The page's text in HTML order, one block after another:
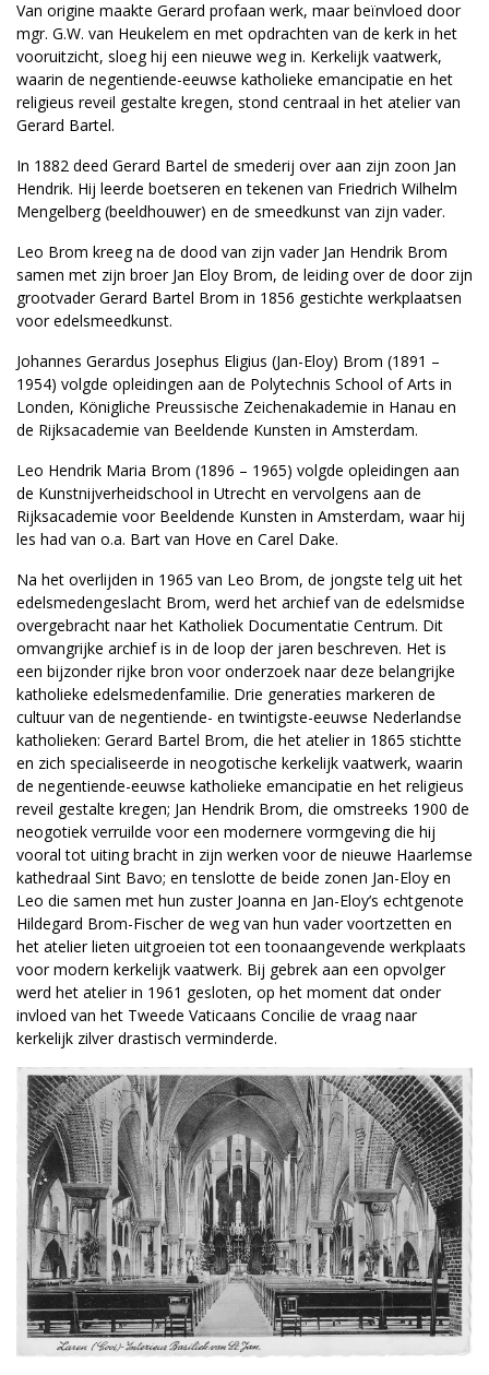
Van origine maakte Gerard profaan werk, maar beïnvloed door
mgr. G.W. van Heukelem en met opdrachten van de kerk in het
vooruitzicht, sloeg hij een nieuwe weg in. Kerkelijk vaatwerk,
waarin de negentiende-eeuwse katholieke emancipatie en het
religieus reveil gestalte kregen, stond centraal in het atelier van
Gerard Bartel.
In 1882 deed Gerard Bartel de smederij over aan zijn zoon Jan
Hendrik. Hij leerde boetseren en tekenen van Friedrich Wilhelm
Mengelberg (beeldhouwer) en de smeedkunst van zijn vader.
Leo Brom kreeg na de dood van zijn vader Jan Hendrik Brom
samen met zijn broer Jan Eloy Brom, de leiding over de door zijn
grootvader Gerard Bartel Brom in 1856 gestichte werkplaatsen
voor edelsmeedkunst.
Johannes Gerardus Josephus Eligius (Jan-Eloy) Brom (1891 –
1954) volgde opleidingen aan de Polytechnis School of Arts in
Londen, Königliche Preussische Zeichenakademie in Hanau en
de Rijksacademie van Beeldende Kunsten in Amsterdam.
Leo Hendrik Maria Brom (1896 – 1965) volgde opleidingen aan
de Kunstnijverheidschool in Utrecht en vervolgens aan de
Rijksacademie voor Beeldende Kunsten in Amsterdam, waar hij
les had van o.a. Bart van Hove en Carel Dake.
Na het overlijden in 1965 van Leo Brom, de jongste telg uit het
edelsmedengeslacht Brom, werd het archief van de edelsmidse
overgebracht naar het Katholiek Documentatie Centrum. Dit
omvangrijke archief is in de loop der jaren beschreven. Het is
een bijzonder rijke bron voor onderzoek naar deze belangrijke
katholieke edelsmedenfamilie. Drie generaties markeren de
cultuur van de negentiende- en twintigste-eeuwse Nederlandse
katholieken: Gerard Bartel Brom, die het atelier in 1865 stichtte
en zich specialiseerde in neogotische kerkelijk vaatwerk, waarin
de negentiende-eeuwse katholieke emancipatie en het religieus
reveil gestalte kregen; Jan Hendrik Brom, die omstreeks 1900 de
neogotiek verruilde voor een modernere vormgeving die hij
vooral tot uiting bracht in zijn werken voor de nieuwe Haarlemse
kathedraal Sint Bavo; en tenslotte de beide zonen Jan-Eloy en
Leo die samen met hun zuster Joanna en Jan-Eloy’s echtgenote
Hildegard Brom-Fischer de weg van hun vader voortzetten en
het atelier lieten uitgroeien tot een toonaangevende werkplaats
voor modern kerkelijk vaatwerk. Bij gebrek aan een opvolger
werd het atelier in 1961 gesloten, op het moment dat onder
invloed van het Tweede Vaticaans Concilie de vraag naar
kerkelijk zilver drastisch verminderde.